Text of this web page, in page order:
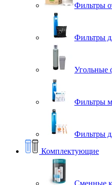
Фильтры
Фильтры
Угольные
Фильтры
Фильтры
Комплектующие
Сменные